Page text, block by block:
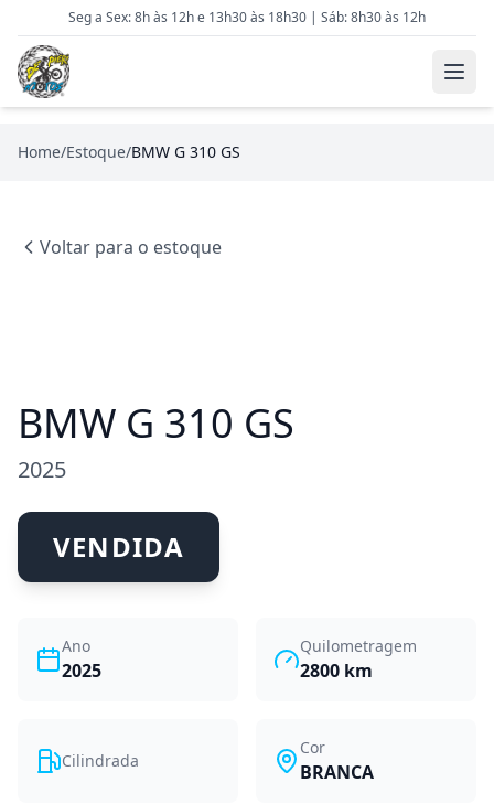
Seg a Sex: 8h às 12h e 13h30 às 18h30 | Sáb: 8h30 às 12h
Home/Estoque/BMW G 310 GS
Voltar para o estoque
BMW G 310 GS
2025
VENDIDA
Ano
2025
Quilometragem
2800 km
Cilindrada
Cor
BRANCA